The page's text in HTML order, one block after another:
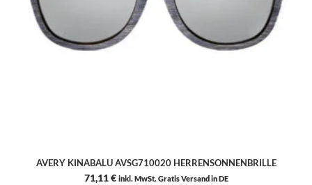
AVERY KINABALU AVSG710020 HERRENSONNENBRILLE
71,11€ inkl. MwSt. Gratis Versand in DE